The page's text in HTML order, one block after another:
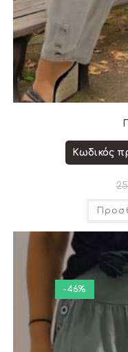
Κωδικός
-46%